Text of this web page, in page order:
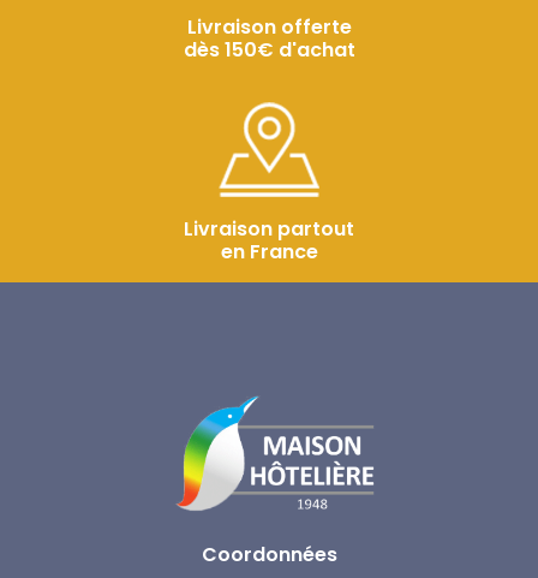
Livraison offerte
dès 150€ d'achat
Livraison partout
en France
Coordonnées